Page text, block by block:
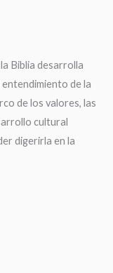
Biblia desarrolla
de la
de los valores, las
cultural
digerirla en la